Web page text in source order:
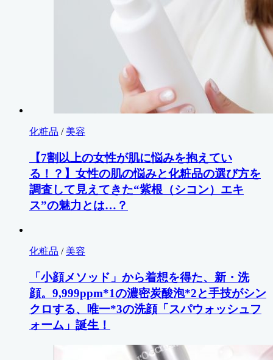
化粧品 / 美容
【7割以上の女性が肌に悩みを抱えてい
る！？】女性の肌の悩みと化粧品の選び方を
調査して見えてきた“紫根（シコン）エキ
ス”の魅力とは…？
化粧品 / 美容
「小顔メソッド」から着想を得た、新・洗
顔。9,999ppm*1の濃密炭酸泡*2と手技がシン
クロする、唯一*3の洗顔「スパウォッシュフ
ォーム」誕生！